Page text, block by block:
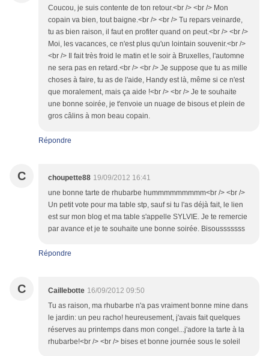
Coucou, je suis contente de ton retour.<br /> <br /> Mon
copain va bien, tout baigne.<br /> <br /> Tu repars veinarde,
tu as bien raison, il faut en profiter quand on peut.<br /> <br />
Moi, les vacances, ce n'est plus qu'un lointain souvenir.<br />
<br /> Il fait très froid le matin et le soir à Bruxelles, l'automne
ne sera pas en retard.<br /> <br /> Je suppose que tu as mille
choses à faire, tu as de l'aide, Handy est là, même si ce n'est
que moralement, mais ça aide !<br /> <br /> Je te souhaite
une bonne soirée, je t'envoie un nuage de bisous et plein de
gros câlins à mon beau copain.
Répondre
C choupette88 19/09/2012 16:41
une bonne tarte de rhubarbe hummmmmmmmm<br /> <br />
Un petit vote pour ma table stp, sauf si tu l'as déjà fait, le lien
est sur mon blog et ma table s'appelle SYLVIE. Je te remercie
par avance et je te souhaite une bonne soirée. Bisousssssss
Répondre
C Caillebotte 16/09/2012 09:50
Tu as raison, ma rhubarbe n'a pas vraiment bonne mine dans
le jardin: un peu racho! heureusement, j'avais fait quelques
réserves au printemps dans mon congel...j'adore la tarte à la
rhubarbe!<br /> <br /> bises et bonne journée sous le soleil